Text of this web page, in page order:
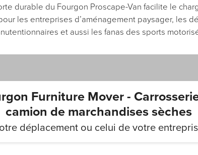
durable du Fourgon Proscape-Van facilite le
les entreprises d’aménagement paysager, les
et aussi les fanas des sports
Furniture Mover -
camion de marchandises sèches
déplacement ou celui de votre